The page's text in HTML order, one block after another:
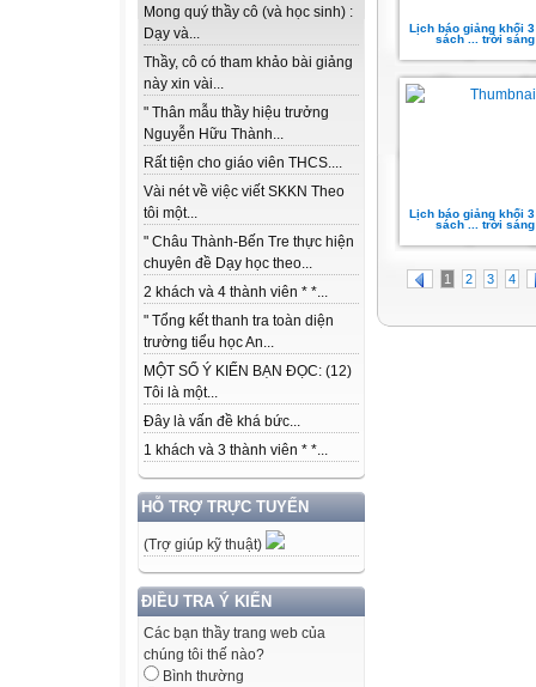
Mong quý thầy cô (và học sinh) :
Dạy và...
Thầy, cô có tham khảo bài giảng
này xin vài...
" Thân mẫu thầy hiệu trưởng
Nguyễn Hữu Thành...
Rất tiện cho giáo viên THCS....
Vài nét về việc viết SKKN Theo
tôi một...
" Châu Thành-Bến Tre thực hiện
chuyên đề Dạy học theo...
2 khách và 4 thành viên * *...
" Tổng kết thanh tra toàn diện
trường tiểu học An...
MỘT SỐ Ý KIẾN BẠN ĐỌC: (12)
Tôi là một...
Đây là vấn đề khá bức...
1 khách và 3 thành viên * *...
HỖ TRỢ TRỰC TUYẾN
(Trợ giúp kỹ thuật)
ĐIỀU TRA Ý KIẾN
Các bạn thầy trang web của
chúng tôi thế nào?
Bình thường
Lịch báo giảng khối
sách ... trời sáng
Lịch báo giảng khối
sách ... trời sáng
1 2 3 4